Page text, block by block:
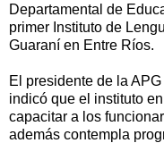
Departamental de
primer Instituto de
Guaraní en Entre Ríos.
El presidente de la
indicó que el instituto
capacitar a los
además contempla